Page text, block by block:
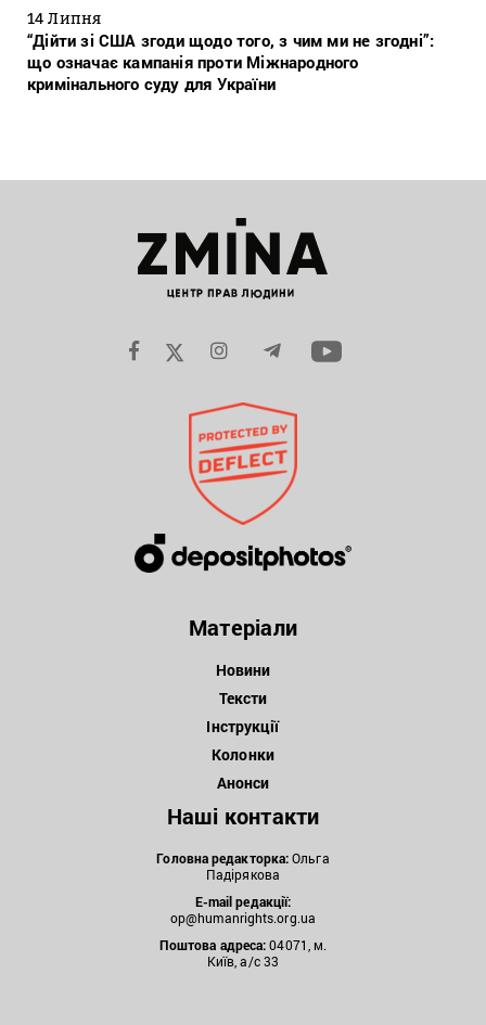
14 Липня
“Дійти зі США згоди щодо того, з чим ми не згодні”:
що означає кампанія проти Міжнародного
кримінального суду для України
Матеріали
Новини
Тексти
Інструкції
Колонки
Анонси
Наші контакти
Головна редакторка:Ольга
Падірякова
E-mail редакції:
op@humanrights.org.ua
Поштова адреса:04071, м.
Київ, а/с 33